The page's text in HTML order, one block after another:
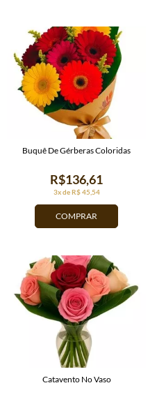
COMPRAR
3x de R$ 45,54
R$136,61
Buquê De Gérberas Coloridas
Catavento No Vaso